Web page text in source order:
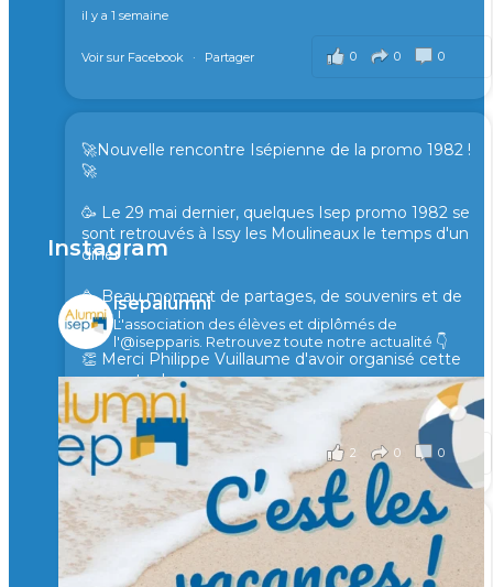
il y a 1 semaine
0 0 0
Voir sur Facebook · Partager
🚀Nouvelle rencontre Isépienne de la promo 1982 !
🚀
🥳 Le 29 mai dernier, quelques Isep promo 1982 se
sont retrouvés à Issy les Moulineaux le temps d'un
diner !
🥳 Beau moment de partages, de souvenirs et de
rires !
👏 Merci Philippe Vuillaume d'avoir organisé cette
rencontre !
il y a 2 mois
2 0 0
Voir sur Facebook · Partager
🙏 Soutenez l’Isep via la taxe d’apprentissage 2026
et contribuons ensemble à former les générations
d’ingénieurs de demain. 🙏
Instagram
isepalumni
L'association des élèves et diplômés de
l'@isepparis. Retrouvez toute notre actualité 👇